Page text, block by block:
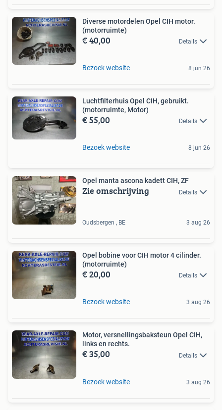
Diverse motordelen Opel CIH motor.
(motorruimte)
€ 40,00 Details
Bezoek website 8 jun 26
Luchtfilterhuis Opel CIH, gebruikt.
(motorruimte, Motor)
€ 55,00 Details
Bezoek website 8 jun 26
Opel manta ascona kadett CIH, ZF
Zie omschrijving Details
Oudsbergen , BE 3 aug 26
Opel bobine voor CIH motor 4 cilinder.
(motorruimte)
€ 20,00 Details
Bezoek website 3 aug 26
Motor, versnellingsbaksteun Opel CIH,
links en rechts.
€ 35,00 Details
Bezoek website 3 aug 26